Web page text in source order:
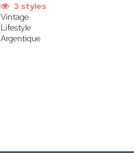
3 styles
Vintage
Lifestyle
Argentique